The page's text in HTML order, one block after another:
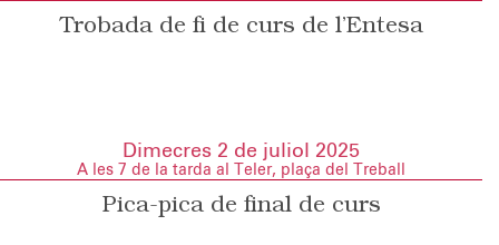
Trobada de fi de curs de l’Entesa
Dimecres 2 de juliol 2025
A les 7 de la tarda al Teler, plaça del Treball
Pica-pica de final de curs